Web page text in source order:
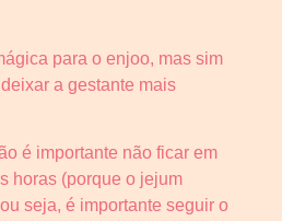
para o enjoo, mas sim
a gestante mais
é importante não ficar em
horas (porque o jejum
seja, é importante seguir o